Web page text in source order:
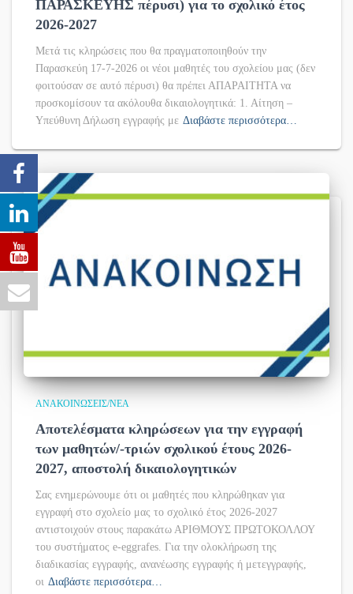
ΠΑΡΑΣΚΕΥΗΣ πέρυσι) για το σχολικό έτος
2026-2027
Μετά τις κληρώσεις που θα πραγματοποιηθούν την
Παρασκεύη 17-7-2026 οι νέοι μαθητές του σχολείου μας (δεν
φοιτούσαν σε αυτό πέρυσι) θα πρέπει ΑΠΑΡΑΙΤΗΤΑ να
προσκομίσουν τα ακόλουθα δικαιολογητικά: 1. Αίτηση –
Υπεύθυνη Δήλωση εγγραφής με Διαβάστε περισσότερα…
ΑΝΑΚΟΙΝΏΣΕΙΣ/ΝΈΑ
Αποτελέσματα κληρώσεων για την εγγραφή
των μαθητών/-τριών σχολικού έτους 2026-
2027, αποστολή δικαιολογητικών
Σας ενημερώνουμε ότι οι μαθητές που κληρώθηκαν για
εγγραφή στο σχολείο μας το σχολικό έτος 2026-2027
αντιστοιχούν στους παρακάτω ΑΡΙΘΜΟΥΣ ΠΡΩΤΟΚΟΛΛΟΥ
του συστήματος e-eggrafes. Για την ολοκλήρωση της
διαδικασίας εγγραφής, ανανέωσης εγγραφής ή μετεγγραφής,
οι Διαβάστε περισσότερα…